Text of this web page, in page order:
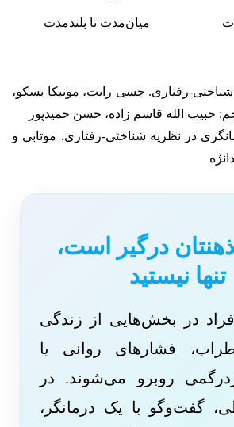
میان‌مدت تا بلندمدت
رفتاری. جسی رایت، مونیکا بسکو،
حبیب الله قاسم زاده، حسن حمیدپور
در نظریه شناختی-رفتاری. موتابی و
درگیر است،
تنها نیستید
در بخش‌هایی از زندگی
فشارهای روانی یا
روبرو می‌شوند. در
گفت‌وگو با یک درمانگر،